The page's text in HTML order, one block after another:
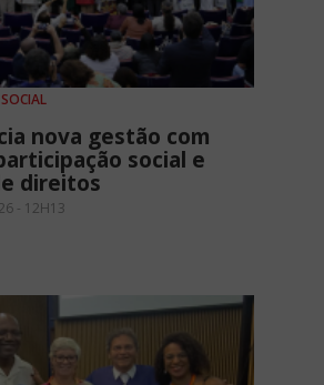
nova gestão com
social e
direitos
- 12H13